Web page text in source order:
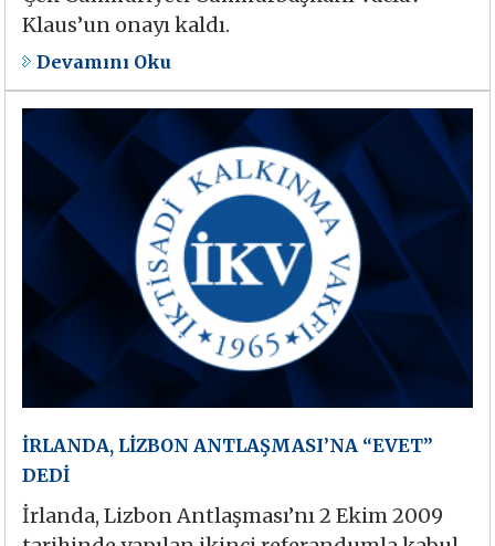
Klaus’un onayı kaldı.
Devamını Oku
İRLANDA, LİZBON ANTLAŞMASI’NA “EVET”
DEDİ
İrlanda, Lizbon Antlaşması’nı 2 Ekim 2009